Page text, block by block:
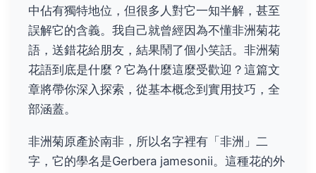
中佔有獨特地位，但很多人對它一知半解，甚至
誤解它的含義。我自己就曾經因為不懂非洲菊花
語，送錯花給朋友，結果鬧了個小笑話。非洲菊
花語到底是什麼？它為什麼這麼受歡迎？這篇文
章將帶你深入探索，從基本概念到實用技巧，全
部涵蓋。
非洲菊原產於南非，所以名字裡有「非洲」二
字，它的學名是Gerbera jamesonii。這種花的外